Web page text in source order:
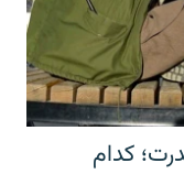
کدام